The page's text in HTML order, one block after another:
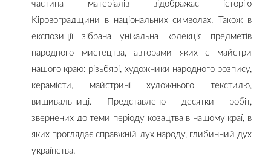
частина матеріалів відображає історію
Кіровоградщини в національних символах. Також в
експозиції зібрана унікальна колекція предметів
народного мистецтва, авторами яких є майстри
нашого краю: різьбярі, художники народного розпису,
керамісти, майстрині художнього текстилю,
вишивальниці. Представлено десятки робіт,
звернених до теми періоду козацтва в нашому краї, в
яких проглядає справжній дух народу, глибинний дух
українства.